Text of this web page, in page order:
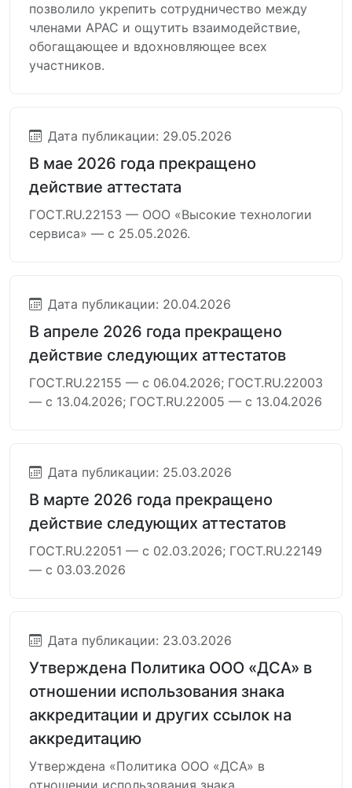
позволило укрепить сотрудничество между
членами APAC и ощутить взаимодействие,
обогащающее и вдохновляющее всех
участников.
Дата публикации: 29.05.2026
В мае 2026 года прекращено
действие аттестата
ГОСТ.RU.22153 — ООО «Высокие технологии
сервиса» — с 25.05.2026.
Дата публикации: 20.04.2026
В апреле 2026 года прекращено
действие следующих аттестатов
ГОСТ.RU.22155 — с 06.04.2026; ГОСТ.RU.22003
— с 13.04.2026; ГОСТ.RU.22005 — с 13.04.2026
Дата публикации: 25.03.2026
В марте 2026 года прекращено
действие следующих аттестатов
ГОСТ.RU.22051 — с 02.03.2026; ГОСТ.RU.22149
— с 03.03.2026
Дата публикации: 23.03.2026
Утверждена Политика ООО «ДСА» в
отношении использования знака
аккредитации и других ссылок на
аккредитацию
Утверждена «Политика ООО «ДСА» в
отношении использования знака